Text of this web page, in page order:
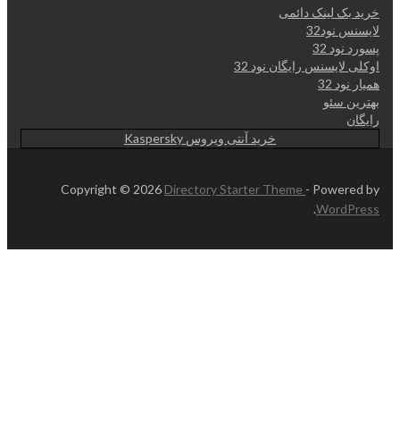
خرید بک لینک دائمی
لایسنس نود32
پسورد نود 32
اوکلی لایسنس رایگان نود 32
همیار نود 32
بهترین سئو
رایگان
خرید آنتی ویروس Kaspersky
Copyright © 2026 Directory Starter Theme - Powered by
WordPress
.